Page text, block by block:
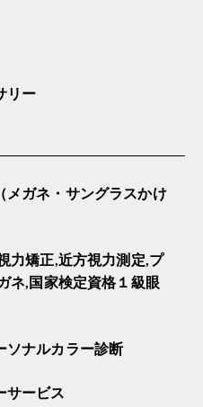
リー
メガネ・サングラスかけ
力矯正,近方視力測定,プ
ネ,国家検定資格１級眼
ソナルカラー診断
サービス